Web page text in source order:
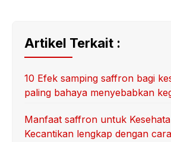
Artikel Terkait :
10 Efek samping saffron bagi
paling bahaya menyebabkan
Manfaat saffron untuk
Kecantikan lengkap dengan